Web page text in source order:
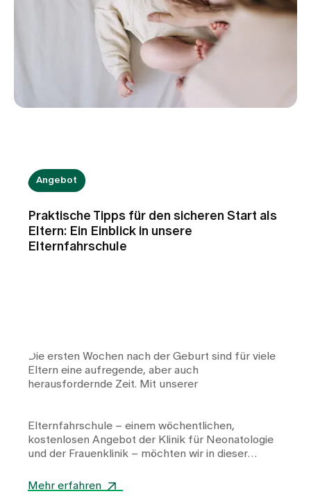
Angebot
Praktische Tipps für den sicheren Start als
Eltern: Ein Einblick in unsere
Elternfahrschule
Die ersten Wochen nach der Geburt sind für viele
Eltern eine aufregende, aber auch
herausfordernde Zeit. Mit unserer
Elternfahrschule – einem wöchentlichen,
kostenlosen Angebot der Klinik für Neonatologie
und der Frauenklinik – möchten wir in dieser
Um Ihnen einen exklusiven Einblick in die Inhalte
Mehr erfahren